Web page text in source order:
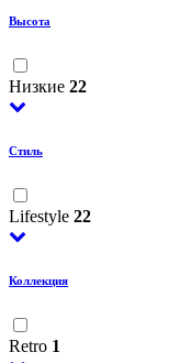
Высота
Низкие 22
Стиль
Lifestyle 22
Коллекция
Retro 1